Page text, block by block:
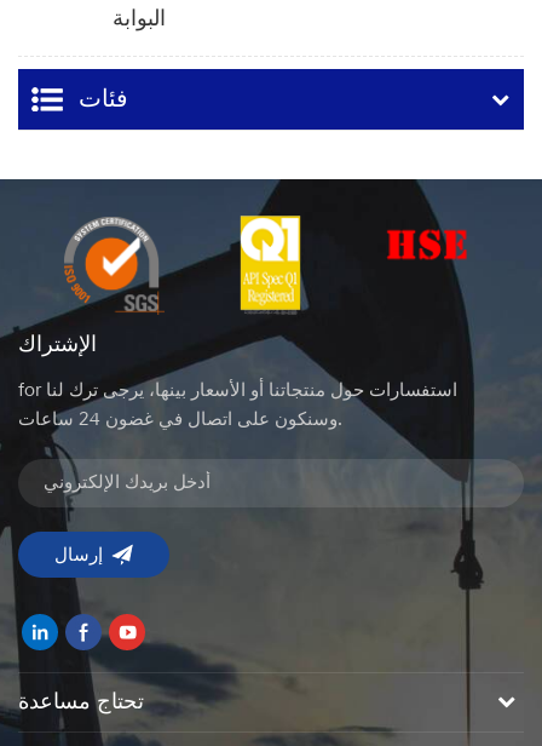
البوابة
فئات
الإشتراك
for استفسارات حول منتجاتنا أو الأسعار بينها، يرجى ترك لنا
وسنكون على اتصال في غضون 24 ساعات.
تحتاج مساعدة